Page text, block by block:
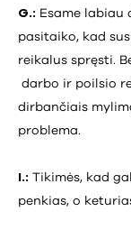
G.: Esame labiau
pasitaiko, kad
reikalus spręsti.
darbo ir poilsio
dirbančiais
problema.
I.: Tikimės, kad
penkias, o